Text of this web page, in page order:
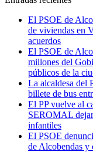
El PSOE de
de viviendas en
acuerdos
El PSOE de
millones del
públicos de la
La alcaldesa del
billete de bus
El PP vuelve al
SEROMAL
infantiles
El PSOE
de Alcobendas y